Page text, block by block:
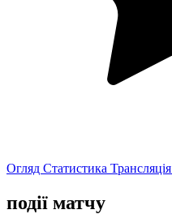
Огляд Статистика Трансляція
події матчу